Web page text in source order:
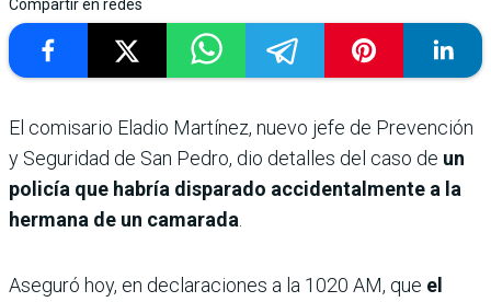
Compartir en redes
El comisario Eladio Martínez, nuevo jefe de Prevención
y Seguridad de San Pedro, dio detalles del caso de un
policía que habría disparado accidentalmente a la
hermana de un camarada
Aseguró hoy, en declaraciones a la 1020 AM, que el